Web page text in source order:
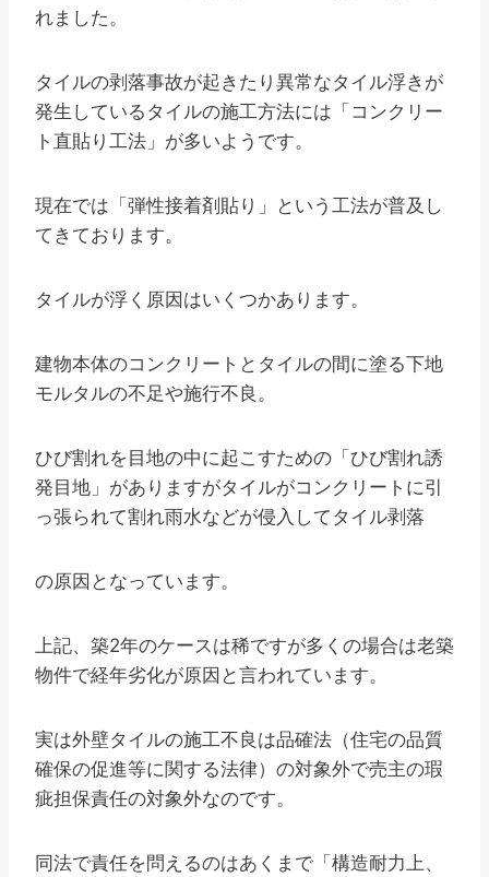
れました。
タイルの剥落事故が起きたり異常なタイル浮きが
発生しているタイルの施工方法には「コンクリー
ト直貼り工法」が多いようです。
現在では「弾性接着剤貼り」という工法が普及し
てきております。
タイルが浮く原因はいくつかあります。
建物本体のコンクリートとタイルの間に塗る下地
モルタルの不足や施行不良。
ひび割れを目地の中に起こすための「ひび割れ誘
発目地」がありますがタイルがコンクリートに引
っ張られて割れ雨水などが侵入してタイル剥落
の原因となっています。
上記、築2年のケースは稀ですが多くの場合は老築
物件で経年劣化が原因と言われています。
実は外壁タイルの施工不良は品確法（住宅の品質
確保の促進等に関する法律）の対象外で売主の瑕
疵担保責任の対象外なのです。
同法で責任を問えるのはあくまで「構造耐力上、